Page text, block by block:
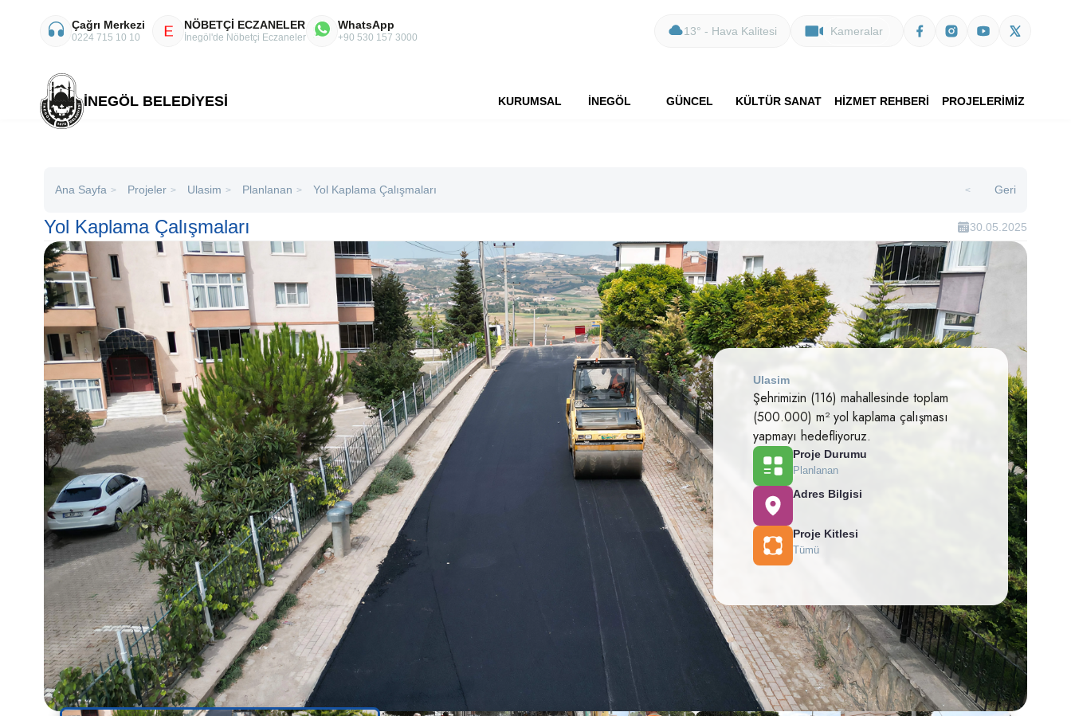
Çağrı Merkezi
0224 715 10 10 E NÖBETÇİ ECZANELER
İnegöl'de Nöbetçi Eczaneler
WhatsApp
+90 530 157 3000
13° - Hava Kalitesi Kameralar
İNEGÖL BELEDİYESİ KURUMSAL İNEGÖL GÜNCEL KÜLTÜR SANAT HİZMET REHBERİ PROJELERİMİZ
Ana Sayfa > Projeler > Ulasim > Planlanan > Yol Kaplama Çalışmaları > Geri
Yol Kaplama Çalışmaları 30.05.2025
Ulasim
Şehrimizin (116) mahallesinde toplam
(500.000) m² yol kaplama çalışması
yapmayı hedefliyoruz.
Proje Durumu
Planlanan
Adres Bilgisi
Proje Kitlesi
Tümü